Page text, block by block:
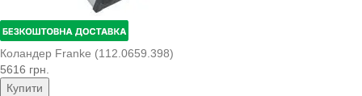
Коландер Franke (112.0659.398)
5616 грн.
Купити